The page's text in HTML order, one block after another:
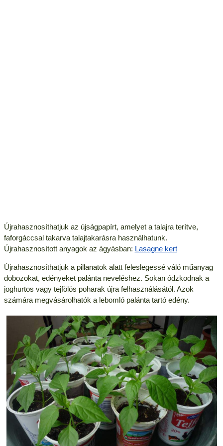
Újrahasznosíthatjuk az újságpapírt, amelyet a talajra terítve,
faforgáccsal takarva talajtakarásra használhatunk.
Újrahasznosított anyagok az ágyásban: Lasagne kert
Újrahasznosíthatjuk a pillanatok alatt feleslegessé váló műanyag
dobozokat, edényeket palánta neveléshez. Sokan ódzkodnak a
joghurtos vagy tejfölös poharak újra felhasználásától. Azok
számára megvásárolhatók a lebomló palánta tartó edény.